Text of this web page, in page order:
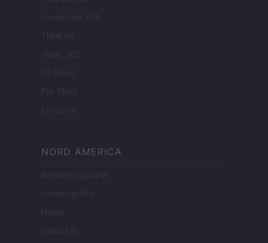
Investindo 365
Think.es
Viajar 365
ES Newz
Pet Story
Encocina
NORD AMERICA
Womanmagazine
Investing Plus
Newz
Newz US